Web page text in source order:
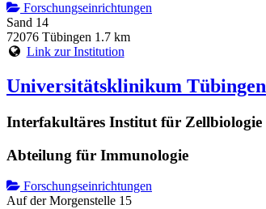
Forschungseinrichtungen
Sand 14
72076 Tübingen 1.7 km
Link zur Institution
Universitätsklinikum Tübingen
Interfakultäres Institut für Zellbiologie
Abteilung für Immunologie
Forschungseinrichtungen
Auf der Morgenstelle 15